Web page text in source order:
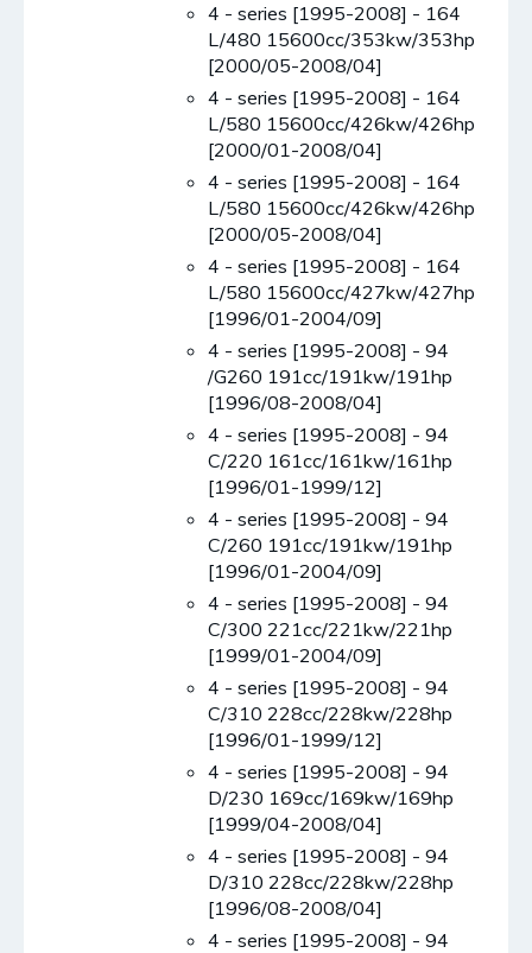
4 - series [1995-2008] - 164
L/480 15600cc/353kw/353hp
[2000/05-2008/04]
4 - series [1995-2008] - 164
L/580 15600cc/426kw/426hp
[2000/01-2008/04]
4 - series [1995-2008] - 164
L/580 15600cc/426kw/426hp
[2000/05-2008/04]
4 - series [1995-2008] - 164
L/580 15600cc/427kw/427hp
[1996/01-2004/09]
4 - series [1995-2008] - 94
/G260 191cc/191kw/191hp
[1996/08-2008/04]
4 - series [1995-2008] - 94
C/220 161cc/161kw/161hp
[1996/01-1999/12]
4 - series [1995-2008] - 94
C/260 191cc/191kw/191hp
[1996/01-2004/09]
4 - series [1995-2008] - 94
C/300 221cc/221kw/221hp
[1999/01-2004/09]
4 - series [1995-2008] - 94
C/310 228cc/228kw/228hp
[1996/01-1999/12]
4 - series [1995-2008] - 94
D/230 169cc/169kw/169hp
[1999/04-2008/04]
4 - series [1995-2008] - 94
D/310 228cc/228kw/228hp
[1996/08-2008/04]
4 - series [1995-2008] - 94